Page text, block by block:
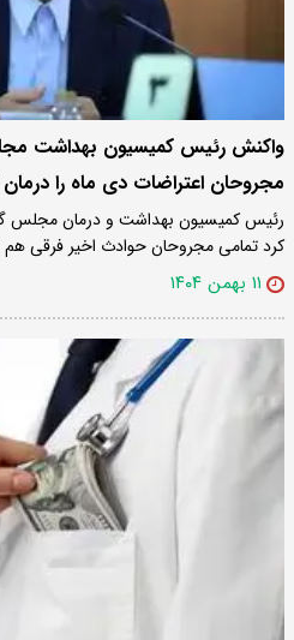
واکنش رئیس کمیسیون بهداشت
مجروحان اعتراضات دی ماه را
رئیس کمیسیون بهداشت و درمان مجلس
کرد تمامی مجروحان حوادث اخیر فرقی هم
۱۱ بهمن ۱۴۰۴